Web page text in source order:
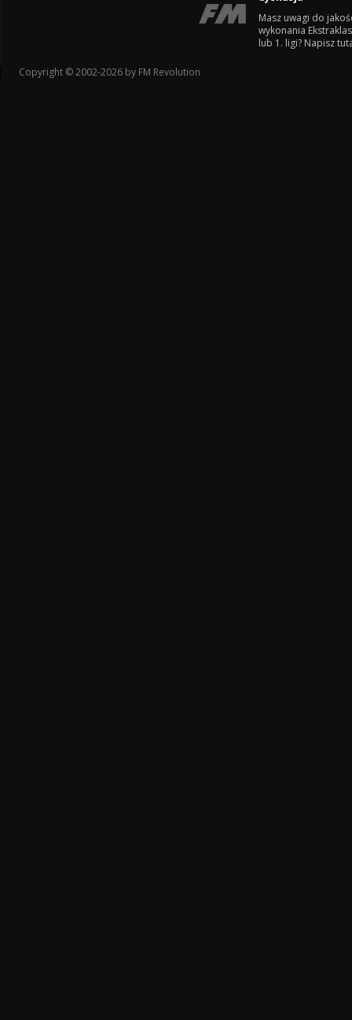
Masz uwagi do
wykonania
lub 1. ligi? Napisz
Copyright © 2002-2026 by FM Revolution